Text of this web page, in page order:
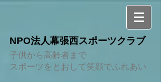
NPO法人幕張西スポーツクラブ
子供から高齢者まで
スポーツをとおして笑顔でふれあい